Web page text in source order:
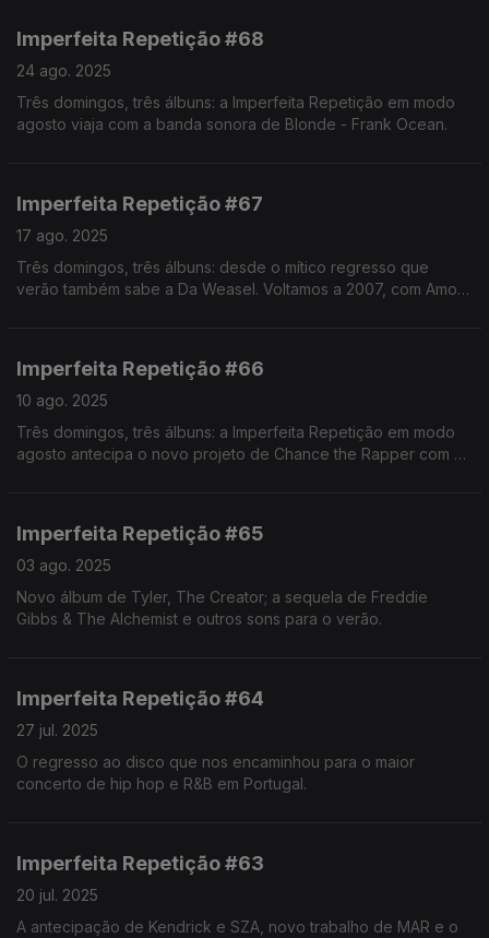
Imperfeita Repetição #68
24 ago. 2025
Três domingos, três álbuns: a Imperfeita Repetição em modo
agosto viaja com a banda sonora de Blonde - Frank Ocean.
Imperfeita Repetição #67
17 ago. 2025
Três domingos, três álbuns: desde o mítico regresso que
verão também sabe a Da Weasel. Voltamos a 2007, com Amor,
Imperfeita Repetição #66
10 ago. 2025
Três domingos, três álbuns: a Imperfeita Repetição em modo
agosto antecipa o novo projeto de Chance the Rapper com a
Imperfeita Repetição #65
03 ago. 2025
Novo álbum de Tyler, The Creator; a sequela de Freddie
Gibbs & The Alchemist e outros sons para o verão.
Imperfeita Repetição #64
27 jul. 2025
O regresso ao disco que nos encaminhou para o maior
concerto de hip hop e R&B em Portugal.
Imperfeita Repetição #63
20 jul. 2025
A antecipação de Kendrick e SZA, novo trabalho de MAR e o